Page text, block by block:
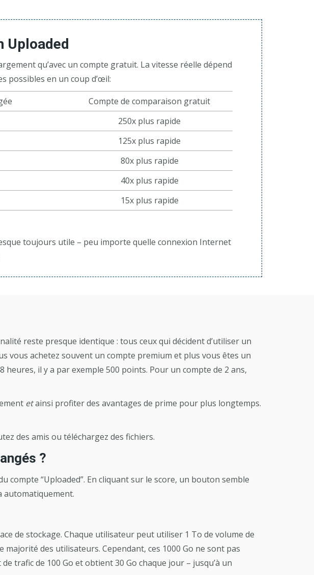
Uploaded
qu’avec un compte gratuit. La vitesse réelle dépend
possibles en un coup d’œil:
Compte de comparaison gratuit
250x plus rapide
125x plus rapide
80x plus rapide
40x plus rapide
15x plus rapide
toujours utile – peu importe quelle connexion Internet
reste presque identique : tous ceux qui décident d’utiliser un
vous achetez souvent un compte premium et plus vous êtes un
il y a par exemple 500 points. Pour un compte de 2 ans,
etainsi profiter des avantages de prime pour plus longtemps.
des amis ou téléchargez des fichiers.
?
compte “Uploaded”. En cliquant sur le score, un bouton semble
automatiquement.
de stockage. Chaque utilisateur peut utiliser 1 To de volume de
des utilisateurs. Cependant, ces 1000 Go ne sont pas
trafic de 100 Go et obtient 30 Go chaque jour – jusqu’à un